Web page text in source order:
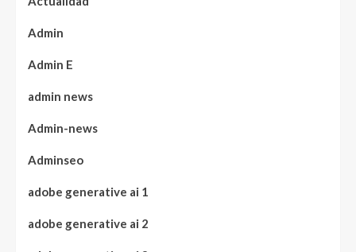
Admin
Admin E
admin news
Admin-news
Adminseo
adobe generative ai 1
adobe generative ai 2